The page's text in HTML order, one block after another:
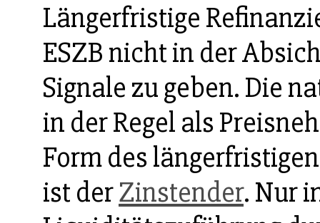
Längerfristige
ESZB nicht in der
Signale zu geben. Die
in der Regel als
Form des
ist derZinstender. Nur